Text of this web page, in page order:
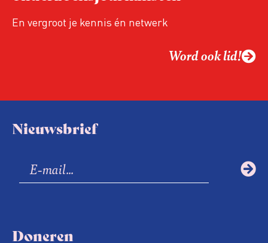
En vergroot je kennis én netwerk
Word ook lid!
Nieuwsbrief
Doneren